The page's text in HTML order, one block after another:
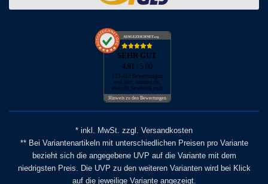
AUSGEZEICHNET.org
SEHR GUT
4.91 / 5.00
173.452 Bewertungen
von hier, amazon.de,
ebay.de, facebook.com
Hinweis zu den Bewertungen
* inkl. MwSt. zzgl. Versandkosten
** Bei Variantenartikeln mit unterschiedlichen Preisen pro Variante
bezieht sich die angegebene UVP auf die Variante mit dem
niedrigsten Preis. Die UVP zu den weiteren Varianten wird bei Klick
auf die jeweilige Variante angezeigt.